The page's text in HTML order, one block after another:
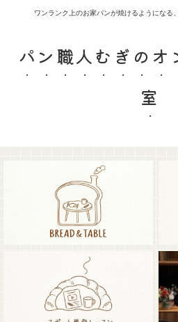
ワンランク上のお家パンが焼けるようになる
パン職人むぎの
室